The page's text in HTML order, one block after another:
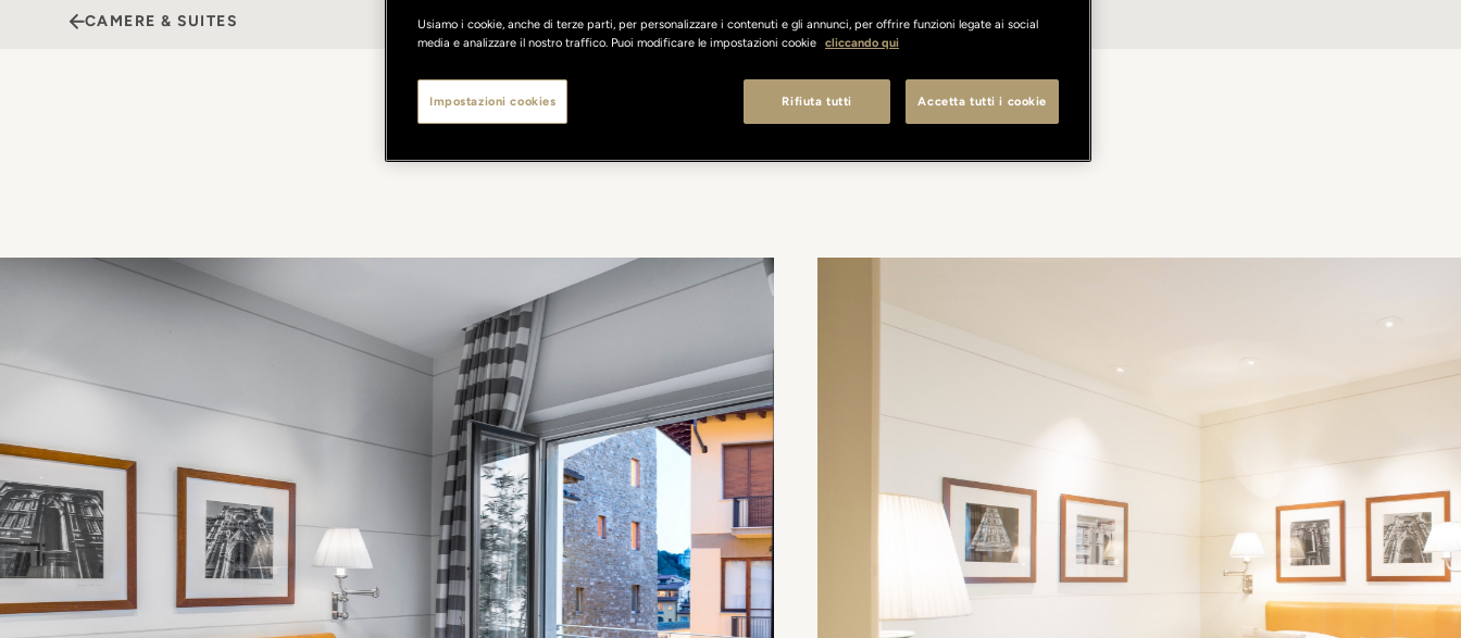
CAMERE & SUITES
Usiamo i cookie, anche di terze parti, per personalizzare i contenuti e gli annunci, per offrire funzioni legate ai social
media e analizzare il nostro traffico. Puoi modificare le impostazioni cookie cliccando qui
Rifiuta tutti Accetta tutti i cookie
Impostazioni cookies